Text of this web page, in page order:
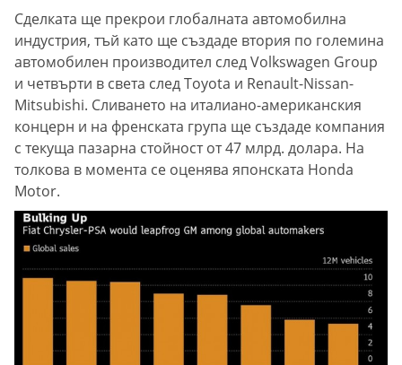
Сделката ще прекрои глобалната автомобилна
индустрия, тъй като ще създаде втория по големина
автомобилен производител след Volkswagen Group
и четвърти в света след Toyota и Renault-Nissan-
Mitsubishi. Сливането на италиано-американския
концерн и на френската група ще създаде компания
с текуща пазарна стойност от 47 млрд. долара. На
толкова в момента се оценява японската Honda
Motor.